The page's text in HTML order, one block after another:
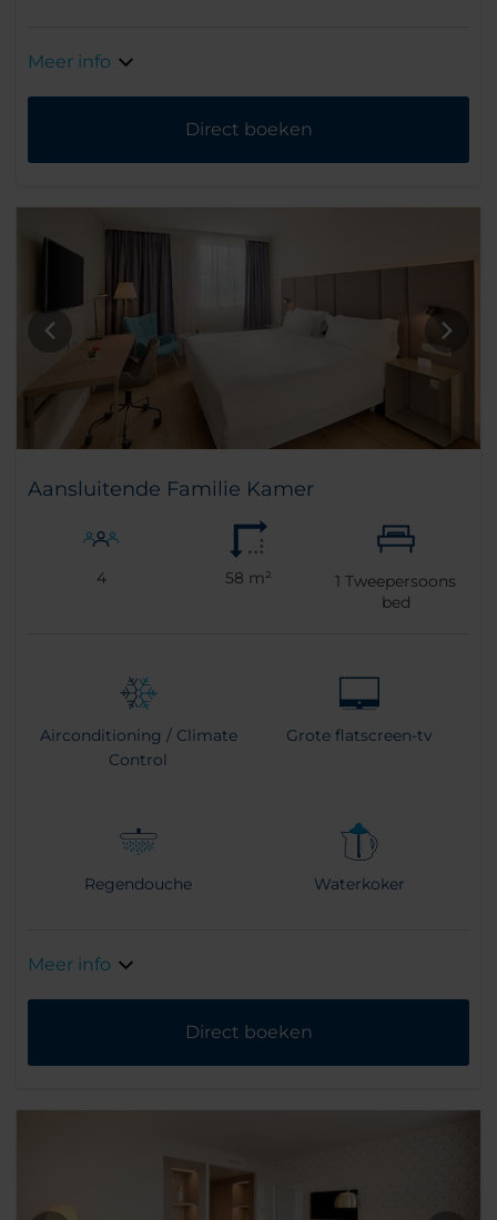
Meer info
Direct boeken
Aansluitende Familie Kamer
4 58 m² 1 Tweepersoons
bed
Airconditioning / Climate
Control
Grote flatscreen-tv
Regendouche Waterkoker
Meer info
Direct boeken